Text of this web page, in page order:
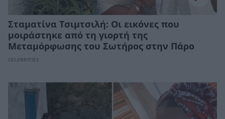
Σταματίνα Τσιμτσιλή: Οι εικόνες που
μοιράστηκε από τη γιορτή της
Μεταμόρφωσης του Σωτήρος στην Πάρο
CELEBRITIES